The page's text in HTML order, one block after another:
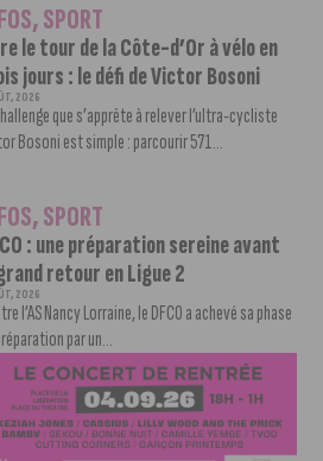
,SPORT
le tour de la Côte-d’Or à vélo en
jours : le défi de Victor Bosoni
2026
que s’apprête à relever l’ultra-cycliste
Bosoni est simple : parcourir 571...
,SPORT
: une préparation sereine avant
retour en Ligue 2
2026
l’AS Nancy Lorraine, le DFCO a achevé sa phase
par un...